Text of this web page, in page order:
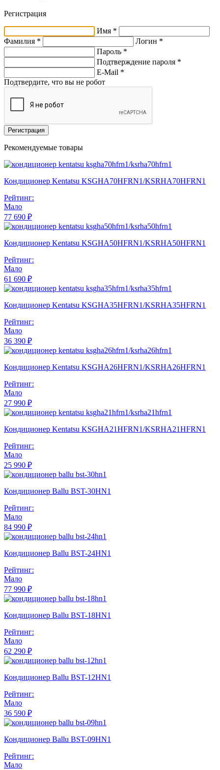
Регистрация
Имя *
Фамилия *
Логин *
Пароль *
Подтверждение пароля *
E-Mail *
Подтвердите, что вы не робот
Регистрация
Рекомендуемые товары
Кондиционер Kentatsu KSGHA70HFRN1/KSRHA70HFRN1
Рейтинг:
Мало
77 690 ₽
Кондиционер Kentatsu KSGHA50HFRN1/KSRHA50HFRN1
Рейтинг:
Мало
61 690 ₽
Кондиционер Kentatsu KSGHA35HFRN1/KSRHA35HFRN1
Рейтинг:
Мало
36 390 ₽
Кондиционер Kentatsu KSGHA26HFRN1/KSRHA26HFRN1
Рейтинг:
Мало
27 990 ₽
Кондиционер Kentatsu KSGHA21HFRN1/KSRHA21HFRN1
Рейтинг:
Мало
25 990 ₽
Кондиционер Ballu BST-30HN1
Рейтинг:
Мало
84 990 ₽
Кондиционер Ballu BST-24HN1
Рейтинг:
Мало
77 990 ₽
Кондиционер Ballu BST-18HN1
Рейтинг:
Мало
62 290 ₽
Кондиционер Ballu BST-12HN1
Рейтинг:
Мало
36 590 ₽
Кондиционер Ballu BST-09HN1
Рейтинг:
Мало